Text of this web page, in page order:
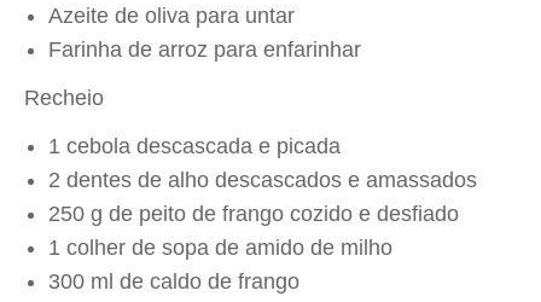
Azeite de oliva para untar
Farinha de arroz para enfarinhar
Recheio
1 cebola descascada e picada
2 dentes de alho descascados e amassados
250 g de peito de frango cozido e desfiado
1 colher de sopa de amido de milho
300 ml de caldo de frango